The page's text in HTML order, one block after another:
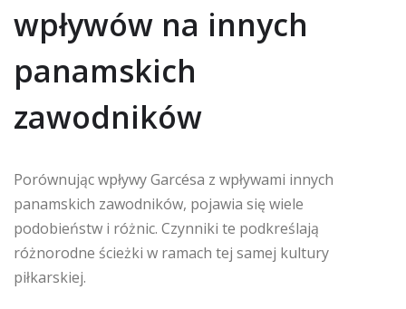
wpływów na innych
panamskich
zawodników
Porównując wpływy Garcésa z wpływami innych
panamskich zawodników, pojawia się wiele
podobieństw i różnic. Czynniki te podkreślają
różnorodne ścieżki w ramach tej samej kultury
piłkarskiej.